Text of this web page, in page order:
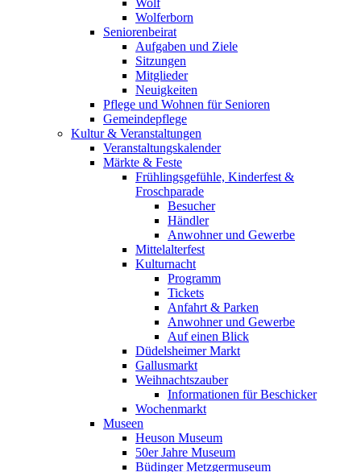
Wolf
Wolferborn
Seniorenbeirat
Aufgaben und Ziele
Sitzungen
Mitglieder
Neuigkeiten
Pflege und Wohnen für Senioren
Gemeindepflege
Kultur & Veranstaltungen
Veranstaltungskalender
Märkte & Feste
Frühlingsgefühle, Kinderfest &
Froschparade
Besucher
Händler
Anwohner und Gewerbe
Mittelalterfest
Kulturnacht
Programm
Tickets
Anfahrt & Parken
Anwohner und Gewerbe
Auf einen Blick
Düdelsheimer Markt
Gallusmarkt
Weihnachtszauber
Informationen für Beschicker
Wochenmarkt
Museen
Heuson Museum
50er Jahre Museum
Büdinger Metzgermuseum